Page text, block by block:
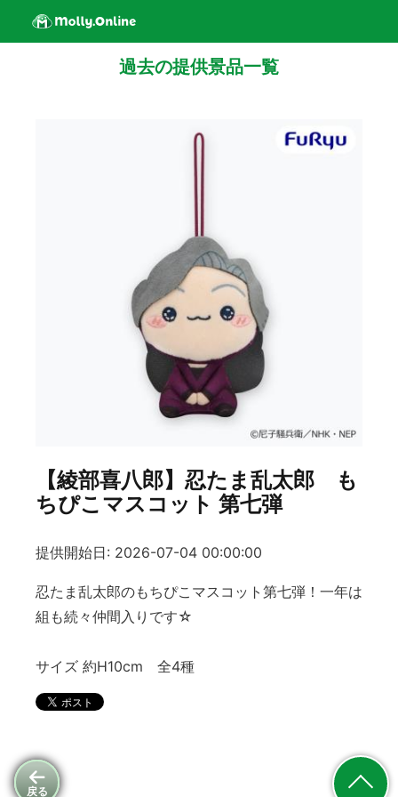
戻る
過去の提供景品一覧
【綾部喜八郎】忍たま乱太郎 も
ちぴこマスコット 第七弾
提供開始日: 2026-07-04 00:00:00
忍たま乱太郎のもちぴこマスコット第七弾！一年は
組も続々仲間入りです☆
サイズ 約H10cm 全4種